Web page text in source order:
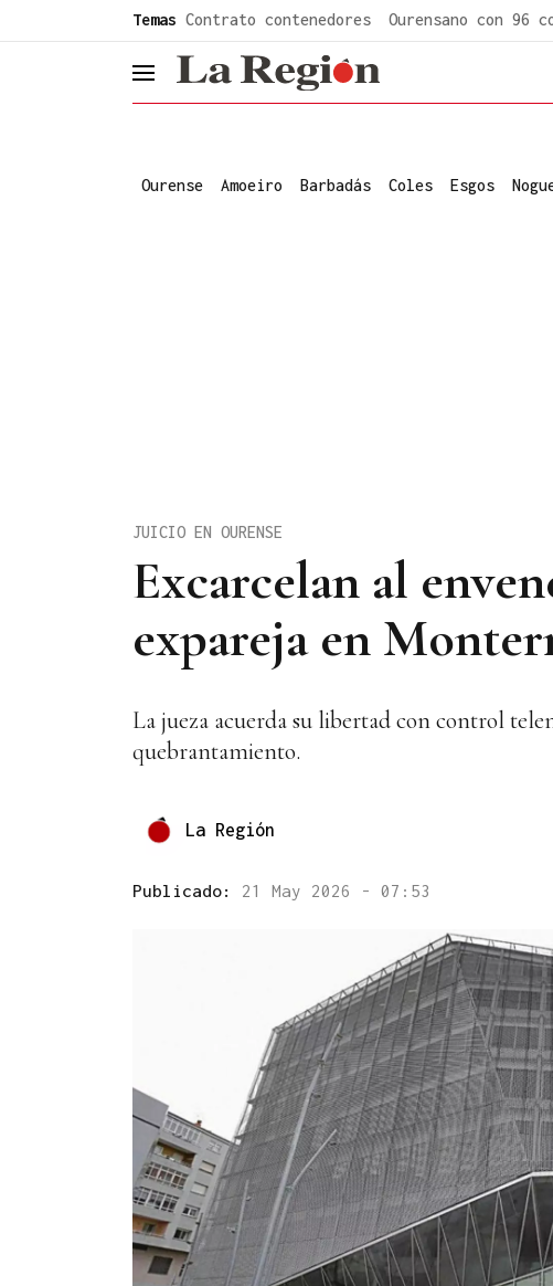
Temas Contrato contenedores Ourensano con 96
header.menu.open
Ourense Amoeiro Barbadás Coles Esgos
Excarcelan al
expareja en
JUICIO EN OURENSE
La jueza acuerda su libertad con control
quebrantamiento.
La Región
Publicado: 21 May 2026 - 07:53